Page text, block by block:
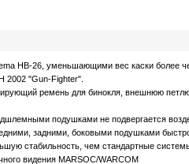
HB-26, уменьшающими вес каски более
2002 "Gun-Fighter".
ремень для бинокля, внешнюю
подушками не подвергается
задними, боковыми подушками
стабильность, чем стандартные
видения MARSOC/WARCOM